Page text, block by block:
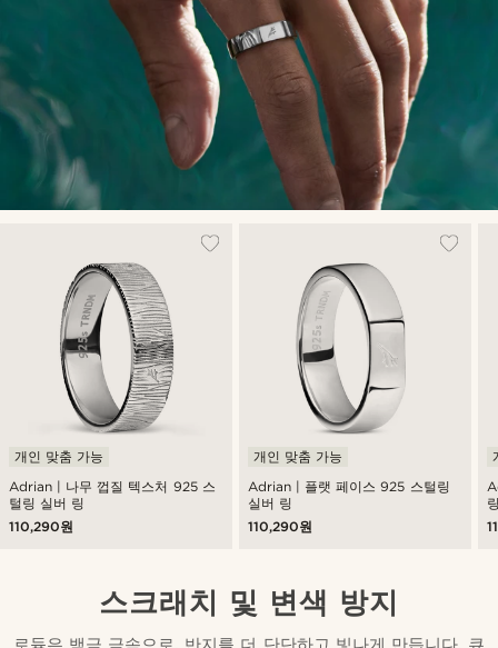
Adrian | 나무 껍질 텍스처 925 스
털링 실버 링
개인 맞춤 가능
110,290원
Adrian | 플랫 페이스 925 스털링
실버 링
개인 맞춤 가능
110,290원
스크래치 및 변색 방지